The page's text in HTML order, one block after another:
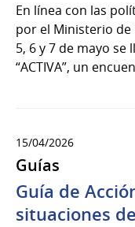
En línea con las
por el Ministerio de
5, 6 y 7 de mayo se
“ACTIVA”, un
15/04/2026
Guías
Guía de
situaciones